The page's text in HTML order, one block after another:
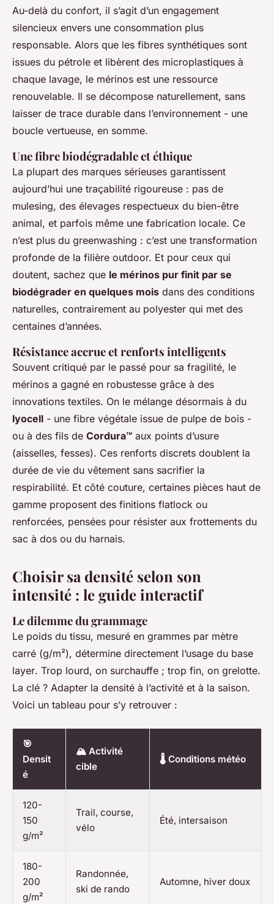
Au-delà du confort, il s’agit d’un engagement
silencieux envers une consommation plus
responsable. Alors que les fibres synthétiques sont
issues du pétrole et libèrent des microplastiques à
chaque lavage, le mérinos est une ressource
renouvelable. Il se décompose naturellement, sans
laisser de trace durable dans l’environnement - une
boucle vertueuse, en somme.
Une fibre biodégradable et éthique
La plupart des marques sérieuses garantissent
aujourd’hui une traçabilité rigoureuse : pas de
mulesing, des élevages respectueux du bien-être
animal, et parfois même une fabrication locale. Ce
n’est plus du greenwashing : c’est une transformation
profonde de la filière outdoor. Et pour ceux qui
doutent, sachez que le mérinos pur finit par se
biodégrader en quelques mois dans des conditions
naturelles, contrairement au polyester qui met des
centaines d’années.
Résistance accrue et renforts intelligents
Souvent critiqué par le passé pour sa fragilité, le
mérinos a gagné en robustesse grâce à des
innovations textiles. On le mélange désormais à du
lyocell - une fibre végétale issue de pulpe de bois -
ou à des fils de Cordura™ aux points d’usure
(aisselles, fesses). Ces renforts discrets doublent la
durée de vie du vêtement sans sacrifier la
respirabilité. Et côté couture, certaines pièces haut de
gamme proposent des finitions flatlock ou
renforcées, pensées pour résister aux frottements du
sac à dos ou du harnais.
Choisir sa densité selon son
intensité : le guide interactif
Le dilemme du grammage
Le poids du tissu, mesuré en grammes par mètre
carré (g/m²), détermine directement l’usage du base
layer. Trop lourd, on surchauffe ; trop fin, on grelotte.
La clé ? Adapter la densité à l’activité et à la saison.
Voici un tableau pour s’y retrouver :
🎯
Densit
é
🏔️ Activité
cible
🌡️ Conditions météo
120-
150
g/m²
Trail, course,
vélo
Été, intersaison
180-
200
g/m²
Randonnée,
ski de rando
Automne, hiver doux